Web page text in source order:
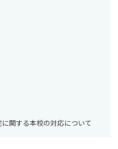
関する本校の対応について